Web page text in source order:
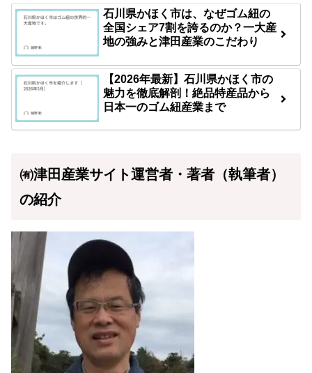
石川県かほく市は、なぜゴム紐の
全国シェア7割を誇るのか？一大産
地の強みと津田産業のこだわり
【2026年最新】石川県かほく市の
魅力を徹底解剖！絶品特産品から
日本一のゴム紐産業まで
㈲津田産業サイト運営者・著者（執筆者）
の紹介